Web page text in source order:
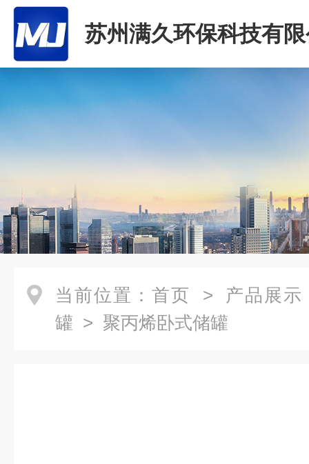
苏州满久环保科技有
当前位置： 首页 > 产品展示
罐 > 聚丙烯卧式储罐